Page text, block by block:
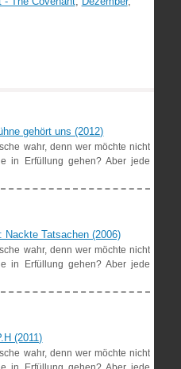
gehört uns (2012)
wahr, denn wer möchte nicht
in Erfüllung gehen? Aber jede
Nackte Tatsachen (2006)
wahr, denn wer möchte nicht
in Erfüllung gehen? Aber jede
(2011)
wahr, denn wer möchte nicht